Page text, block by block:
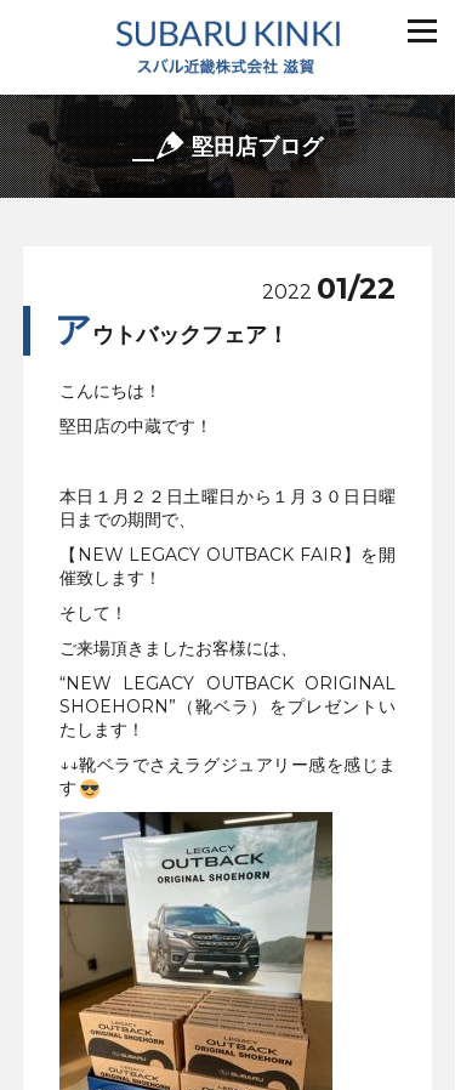
堅田店ブログ
2022 01/22
アウトバックフェア！
こんにちは！
堅田店の中蔵です！
本日１月２２日土曜日から１月３０日日曜
日までの期間で、
【NEW LEGACY OUTBACK FAIR】を開
催致します！
そして！
ご来場頂きましたお客様には、
“NEW LEGACY OUTBACK ORIGINAL
SHOEHORN”（靴ベラ）をプレゼントい
たします！
↓↓靴ベラでさえラグジュアリー感を感じま
す